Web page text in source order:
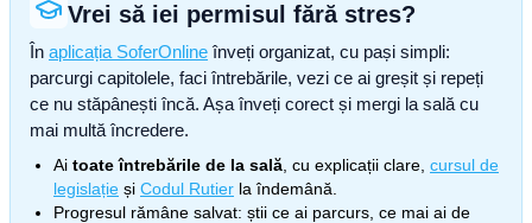
Vrei să iei permisul fără stres?
În aplicația SoferOnline înveți organizat, cu pași simpli:
parcurgi capitolele, faci întrebările, vezi ce ai greșit și repeți
ce nu stăpânești încă. Așa înveți corect și mergi la sală cu
mai multă încredere.
Ai toate întrebările de la sală , cu explicații clare, cursul de
legislație și Codul Rutier la îndemână.
Progresul rămâne salvat: știi ce ai parcurs, ce mai ai de